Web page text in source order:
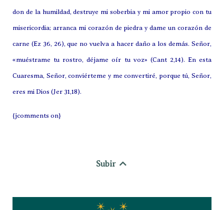
don de la humildad, destruye mi soberbia y mi amor propio con tu
misericordia; arranca mi corazón de piedra y dame un corazón de
carne (Ez 36, 26), que no vuelva a hacer daño a los demás. Señor,
«muéstrame tu rostro, déjame oír tu voz» (Cant 2,14). En esta
Cuaresma, Señor, conviérteme y me convertiré, porque tú, Señor,
eres mi Dios (Jer 31,18).
{jcomments on}
Subir